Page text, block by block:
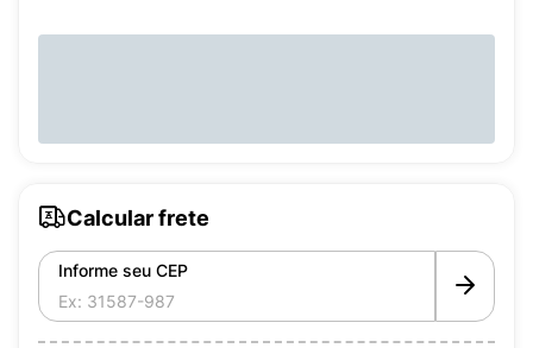
Calcular frete
Informe seu CEP